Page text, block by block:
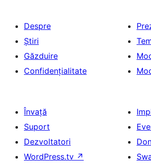
Despre
Știri
Găzduire
Confidențialitate
Învață
Suport
Dezvoltatori
WordPress.tv ↗